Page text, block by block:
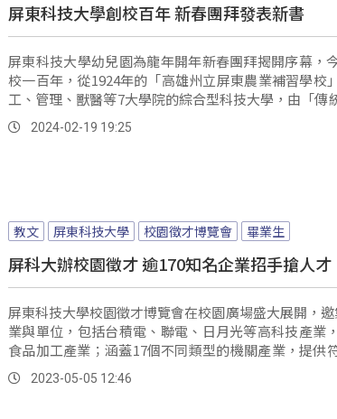
屏東科技大學創校百年 新春團拜發表新書
屏東科技大學幼兒園為龍年開年新春團拜揭開序幕，
校一百年，從1924年的「高雄州立屏東農業補習學校
工、管理、獸醫等7大學院的綜合型科技大學，由「傳
農業」，從「糧食生產」發展到「永續經濟」，成為
重點大學。
2024-02-19 19:25
教文 屏東科技大學 校園徵才博覽會 畢業生
屏科大辦校園徵才 逾170知名企業招手搶人才
屏東科技大學校園徵才博覽會在校園廣場盛大展開，
業與單位，包括台積電、聯電、日月光等高科技產業
食品加工產業；涵蓋17個不同類型的機關產業，提供
及職缺。
2023-05-05 12:46